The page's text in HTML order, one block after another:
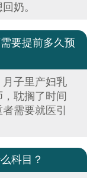
奶。
要提前多久预
子里产妇乳
耽搁了时间
需要就医引
科目？